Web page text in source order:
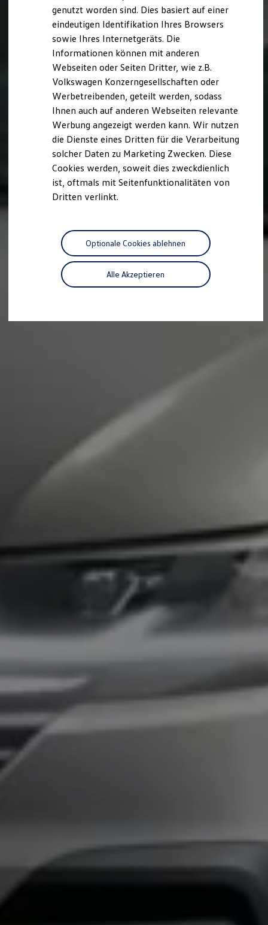
Reichweite & Ladelösungen
Reichweitensimulator
Ladezeitensimulator
Ladelösungen für Privatkunden
Ladelösungen für Gewerbekunden
Wallbox und Ladekabel
Förderung & Kosten der Elektrofahrzeuge
Fördermöglichkeiten für Privatkunden
Fördermöglichkeiten für Gewerbekunden
Autonomes Fahren
Mehr zum ID. Buzz
Online Beratung
California Club
California Magazin & Ratgeber
Vanlife
California App
California Lifestyle & Zubehör
Übernachten im California
Unternehmen
Karriere
Nachhaltigkeit
genutzt worden sind. Dies basiert auf einer
eindeutigen Identifikation Ihres Browsers
sowie Ihres Internetgeräts. Die
Informationen können mit anderen
Webseiten oder Seiten Dritter, wie z.B.
Volkswagen Konzerngesellschaften oder
Werbetreibenden, geteilt werden, sodass
Ihnen auch auf anderen Webseiten relevante
Werbung angezeigt werden kann. Wir nutzen
die Dienste eines Dritten für die Verarbeitung
solcher Daten zu Marketing Zwecken. Diese
Cookies werden, soweit dies zweckdienlich
ist, oftmals mit Seitenfunktionalitäten von
Dritten verlinkt.
Alle Akzeptieren
Optionale Cookies ablehnen